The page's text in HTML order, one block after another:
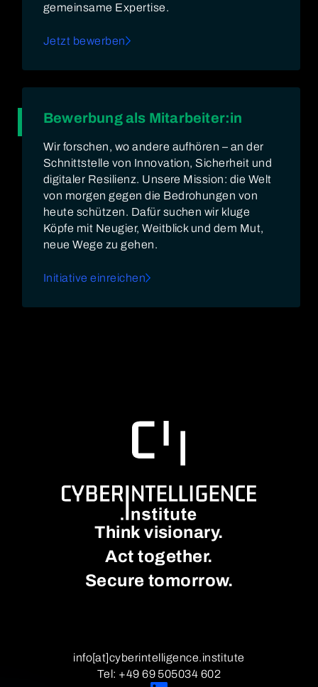
gemeinsame Expertise.
Jetzt bewerben
Bewerbung als Mitarbeiter:in
Wir forschen, wo andere aufhören – an der
Schnittstelle von Innovation, Sicherheit und
digitaler Resilienz. Unsere Mission: die Welt
von morgen gegen die Bedrohungen von
heute schützen. Dafür suchen wir kluge
Köpfe mit Neugier, Weitblick und dem Mut,
neue Wege zu gehen.
Initiative einreichen
Think visionary.
Act together.
Secure tomorrow.
Tel: +49 69 505034 602
info[at]cyberintelligence.institute